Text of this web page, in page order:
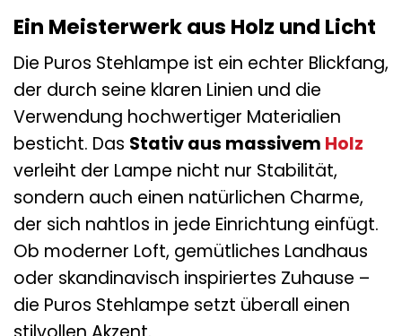
Ein Meisterwerk aus Holz und Licht
Die Puros Stehlampe ist ein echter Blickfang,
der durch seine klaren Linien und die
Verwendung hochwertiger Materialien
besticht. Das Stativ aus massivem Holz
verleiht der Lampe nicht nur Stabilität,
sondern auch einen natürlichen Charme,
der sich nahtlos in jede Einrichtung einfügt.
Ob moderner Loft, gemütliches Landhaus
oder skandinavisch inspiriertes Zuhause –
die Puros Stehlampe setzt überall einen